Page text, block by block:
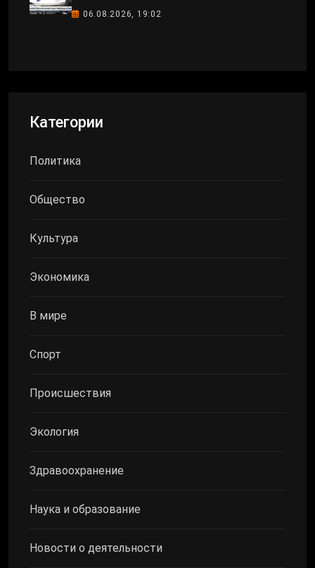
06.08.2026, 19:02
Категории
Политика
Общество
Культура
Экономика
В мире
Спорт
Происшествия
Экология
Здравоохранение
Наука и образование
Новости о деятельности